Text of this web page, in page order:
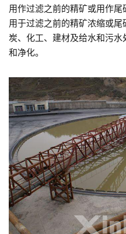
用作过滤之前的精矿或用作
用于过滤之前的精矿浓缩或
炭、化工、建材及给水和污
和净化。